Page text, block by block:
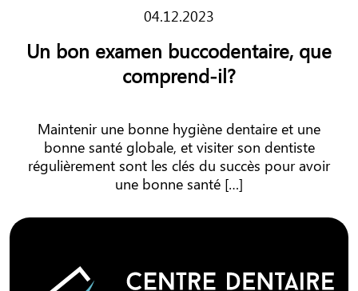
04.12.2023
Un bon examen buccodentaire, que
comprend-il?
Maintenir une bonne hygiène dentaire et une
bonne santé globale, et visiter son dentiste
régulièrement sont les clés du succès pour avoir
une bonne santé […]